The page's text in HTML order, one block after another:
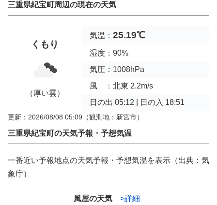
三重県紀宝町周辺の現在の天気
くもり
（厚い雲）
気温： 25.19℃
湿度：90%
気圧：1008hPa
風 ：北東 2.2m/s
日の出 05:12 | 日の入 18:51
更新：2026/08/08 05:09 （観測地：新宮市）
三重県紀宝町の天気予報・予想気温
一番近い予報地点の天気予報・予想気温を表示（出典：気
象庁）
風屋の天気
>詳細